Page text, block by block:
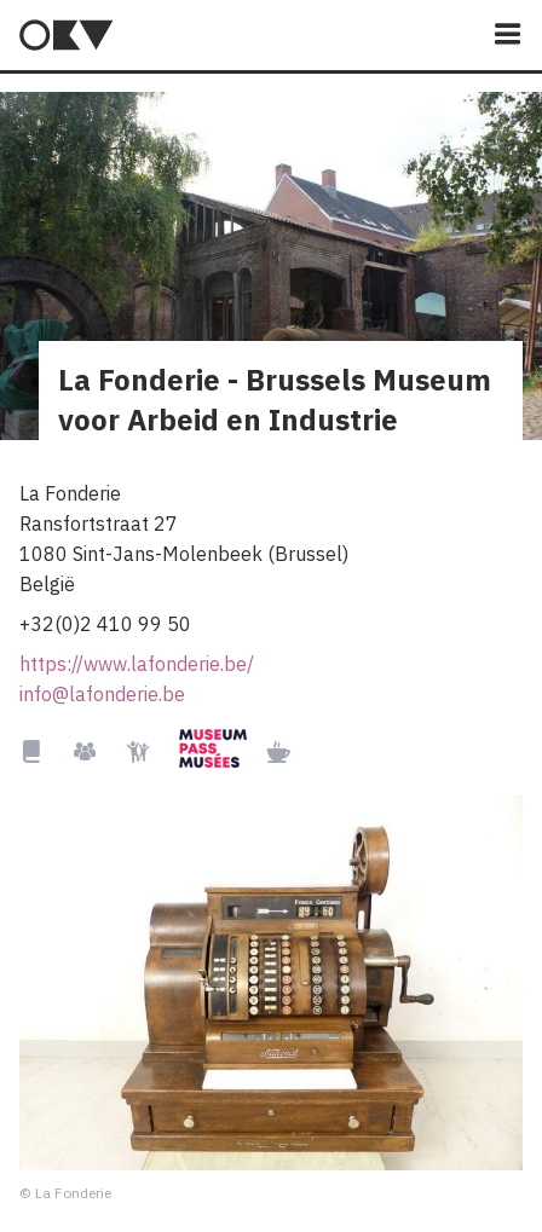
La Fonderie - Brussels Museum
voor Arbeid en Industrie
La Fonderie
Ransfortstraat 27
1080 Sint-Jans-Molenbeek (Brussel)
België
+32(0)2 410 99 50
https://www.lafonderie.be/
info@lafonderie.be
BibliotheekGroepenKindvriendelijk
MuseumpassRestaurant
© La Fonderie